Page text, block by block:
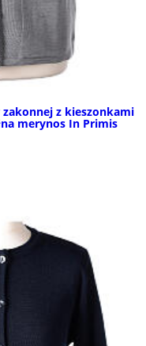
z kieszonkami
merynos In Primis